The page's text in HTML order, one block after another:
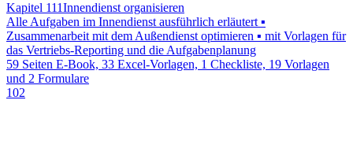
Kapitel 111Innendienst organisieren
Alle Aufgaben im Innendienst ausführlich erläutert ▪
Zusammenarbeit mit dem Außendienst optimieren ▪ mit Vorlagen für
das Vertriebs-Reporting und die Aufgabenplanung
59 Seiten E-Book, 33 Excel-Vorlagen, 1 Checkliste, 19 Vorlagen
und 2 Formulare
102